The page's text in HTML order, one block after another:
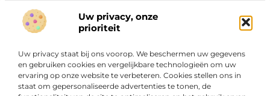
Uw privacy, onze
prioriteit
Uw privacy staat bij ons voorop. We beschermen uw gegevens
en gebruiken cookies en vergelijkbare technologieën om uw
ervaring op onze website te verbeteren. Cookies stellen ons in
staat om gepersonaliseerde advertenties te tonen, de
Over
Bedrijf
“Ontdek een wereld van boeiende blogs en artikelen die
je zowel inspireren als informeren.”
Onze informatie